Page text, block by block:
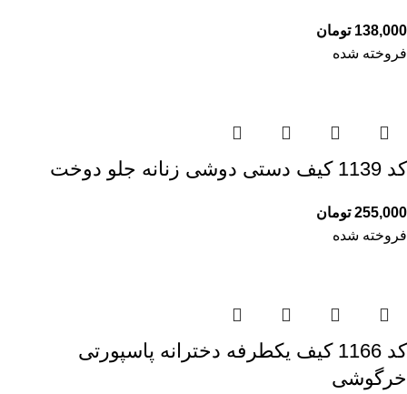
138,000 تومان
فروخته شده
کد 1139 کیف دستی دوشی زنانه جلو دوخت
255,000 تومان
فروخته شده
کد 1166 کیف یکطرفه دخترانه پاسپورتی
خرگوشی